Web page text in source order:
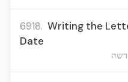
6918. Writing the
Date